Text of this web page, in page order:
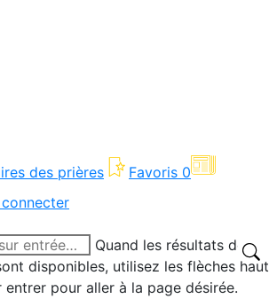
des prières Favoris 0
connecter
Quand les résultats de
disponibles, utilisez les flèches haut
pour aller à la page désirée.